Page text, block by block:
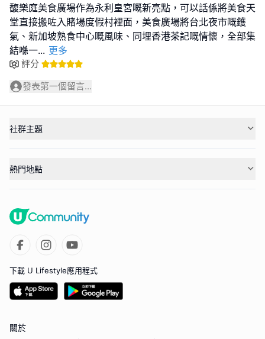
馥樂庭美食廣場作為永利皇宮嘅新亮點，可以話係將美食天
堂直接搬咗入賭場度假村裡面，美食廣場將台北夜市嘅鑊
氣、新加坡熟食中心嘅風味、同埋香港茶記嘅情懷，全部集
結喺一... 更多
評分
發表第一個留言...
社群主題
熱門地點
下載 U Lifestyle應用程式
關於